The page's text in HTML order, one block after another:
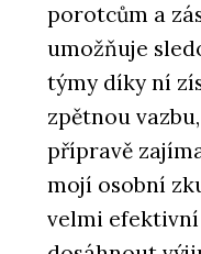
porotcům a
umožňuje
týmy díky ní
zpětnou
přípravě
mojí osobní
velmi efektivní